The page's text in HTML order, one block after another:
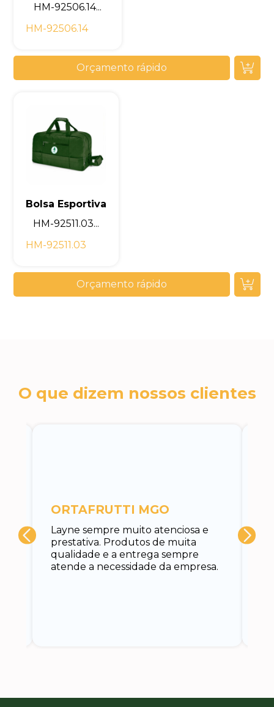
HM-92506.14...
HM-92506.14
Orçamento rápido
Bolsa Esportiva
HM-92511.03...
HM-92511.03
Orçamento rápido
O que dizem nossos clientes
Layne sempre muito atenciosa e
prestativa. Produtos de muita
qualidade e a entrega sempre
atende a necessidade da empresa.
ORTAFRUTTI MGO